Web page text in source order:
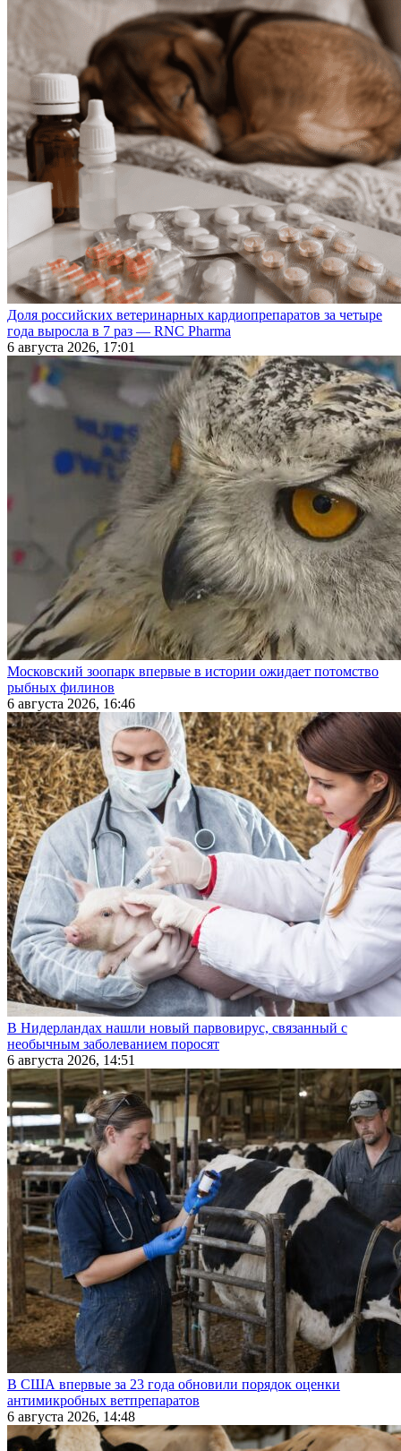
Доля российских ветеринарных кардиопрепаратов за четыре
года выросла в 7 раз — RNC Pharma
6 августа 2026, 17:01
Московский зоопарк впервые в истории ожидает потомство
рыбных филинов
6 августа 2026, 16:46
В Нидерландах нашли новый парвовирус, связанный с
необычным заболеванием поросят
6 августа 2026, 14:51
В США впервые за 23 года обновили порядок оценки
антимикробных ветпрепаратов
6 августа 2026, 14:48